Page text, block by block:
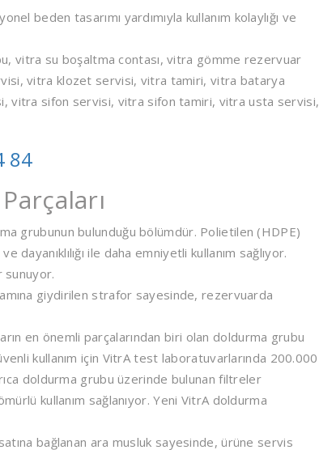
beden tasarımı yardımıyla kullanım kolaylığı ve
vitra su boşaltma contası, vitra gömme rezervuar
vitra klozet servisi, vitra tamiri, vitra batarya
vitra sifon servisi, vitra sifon tamiri, vitra usta servisi,
84
grubunun bulunduğu bölümdür. Polietilen (HDPE)
ile daha emniyetli kullanım sağlıyor.
sunuyor.
giydirilen strafor sayesinde, rezervuarda
en önemli parçalarından biri olan doldurma grubu
kullanım için VitrA test laboratuvarlarında 200.000
doldurma grubu üzerinde bulunan filtreler
kullanım sağlanıyor. Yeni VitrA doldurma
bağlanan ara musluk sayesinde, ürüne servis